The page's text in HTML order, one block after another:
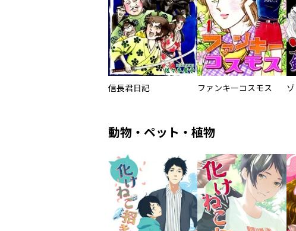
信長君日記 ファンキーコスモス
動物・ペット・植物